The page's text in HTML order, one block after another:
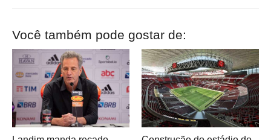
Você também pode gostar de: